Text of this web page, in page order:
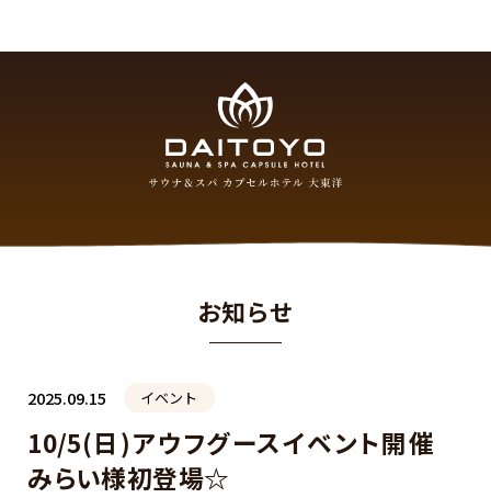
お知らせ
2025.09.15 イベント
10/5(日)アウフグースイベント開催
みらい様初登場☆